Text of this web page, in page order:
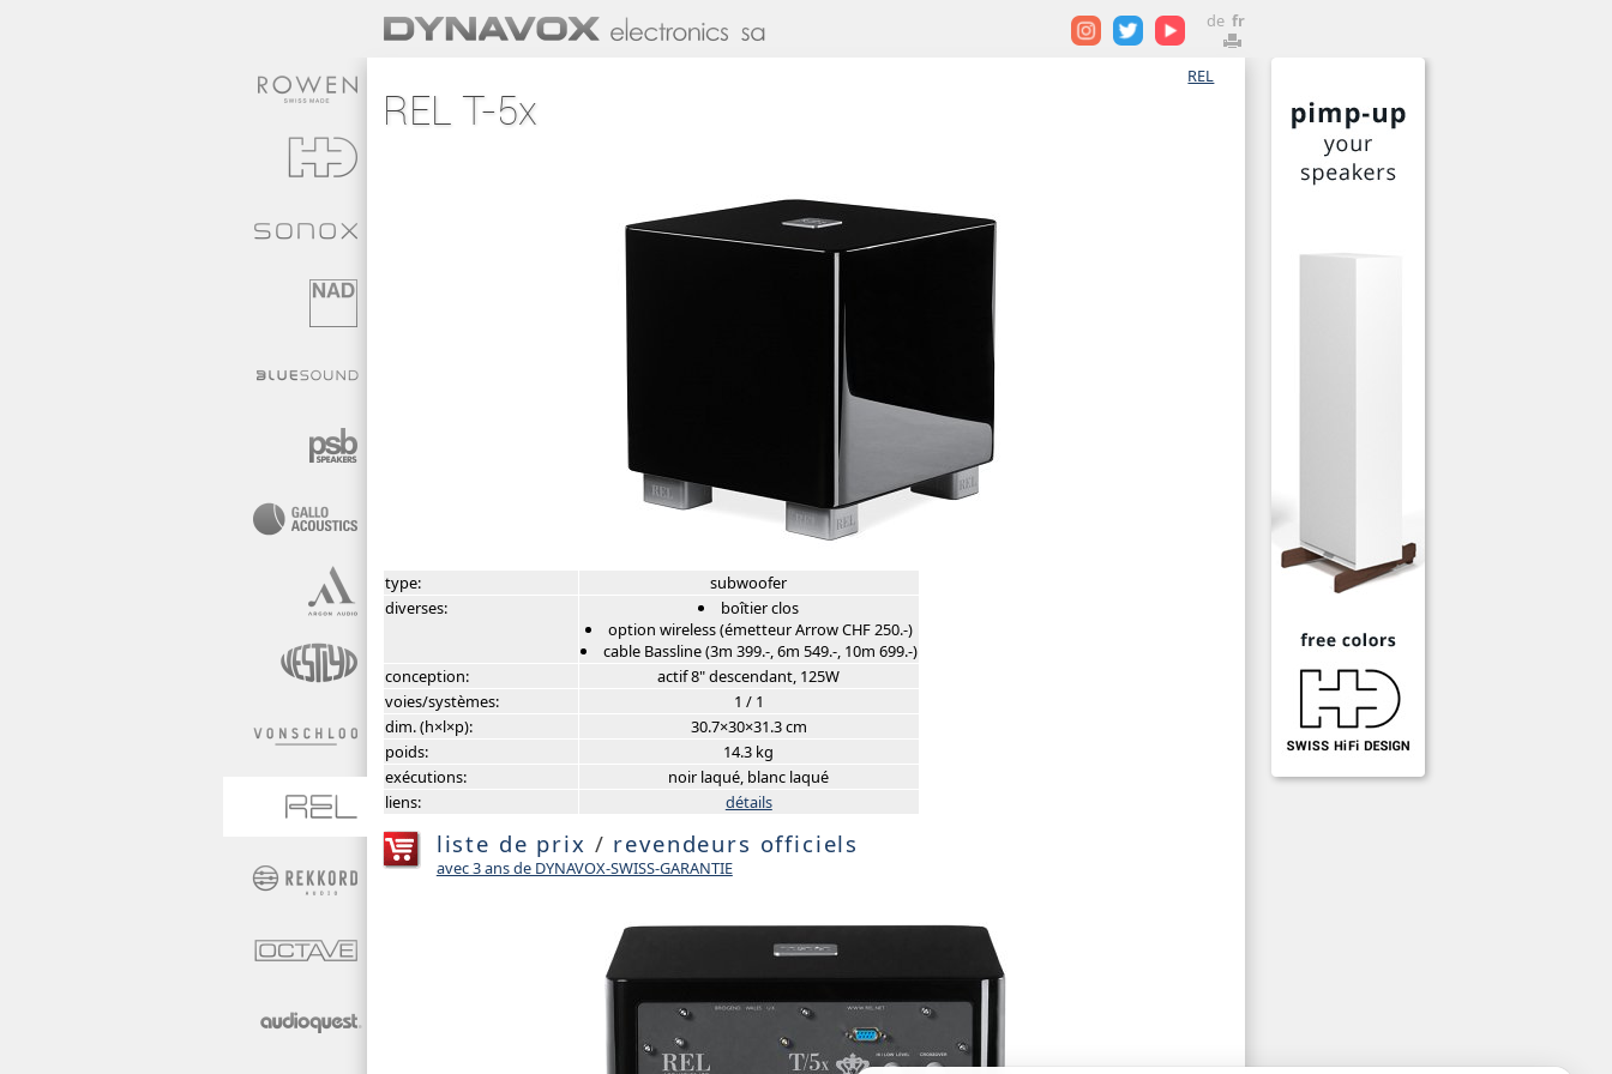
de fr
REL
REL T-5x
type:
subwoofer
diverses:
boîtier clos
option wireless (émetteur Arrow CHF 250.-)
cable Bassline (3m 399.-, 6m 549.-, 10m 699.-)
conception:
actif 8" descendant, 125W
voies/systèmes:
1 / 1
dim. (h×l×p):
30.7×30×31.3 cm
poids:
14.3 kg
exécutions:
noir laqué, blanc laqué
liens:
détails
liste de prix / revendeurs officiels
avec 3 ans de DYNAVOX-SWISS-GARANTIE